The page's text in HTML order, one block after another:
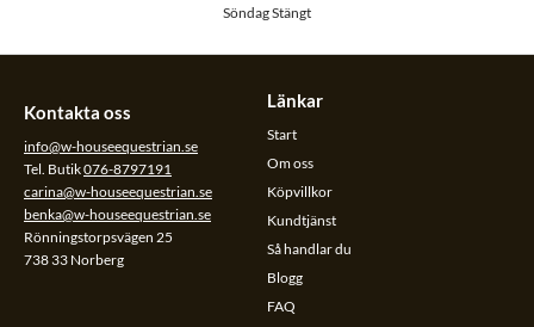
Söndag Stängt
Kontakta oss
info@w-houseequestrian.se
Tel. Butik076-8797191
carina@w-houseequestrian.se
benka@w-houseequestrian.se
Rönningstorpsvägen 25
738 33 Norberg
Länkar
Start
Om oss
Köpvillkor
Kundtjänst
Så handlar du
Blogg
FAQ